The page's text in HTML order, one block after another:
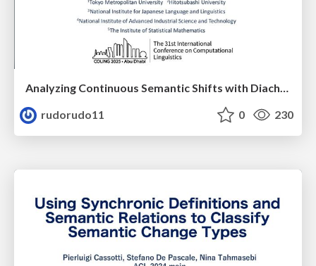
Analyzing Continuous Semantic Shifts with Diachronic Word Similarity Matrices.
rudorudo11
0 230